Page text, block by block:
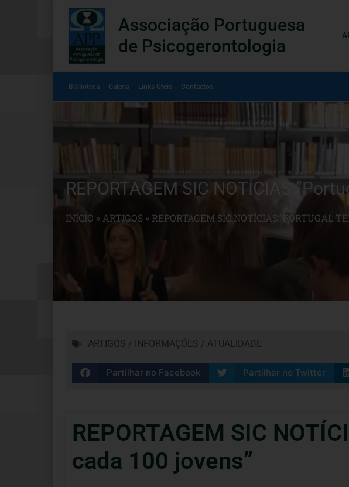
Associação Portuguesa
de Psicogerontologia
Biblioteca Galeria Links Úteis Contactos
REPORTAGEM SIC
INÍCIO » ARTIGOS » REPORTAGEM SIC NOTÍCIAS:”PORTUGAL
ARTIGOS / INFORMAÇÕES / ATUALIDADE
Partilhar no Facebook Partilhar no Twitter
REPORTAGEM SIC
cada 100 jovens”